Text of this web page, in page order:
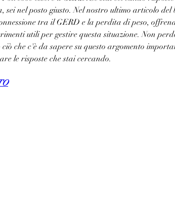
sei nel posto giusto. Nel nostro ultimo articolo del
tra il GERD e la perdita di peso,
utili per gestire questa situazione. Non
che c'è da sapere su questo argomento
le risposte che stai cercando.